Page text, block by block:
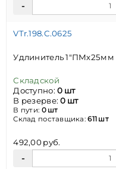
VTr.198.C.0625
Удлинитель 1"ПМх25мм
Складской
Доступно:0 шт
В резерве:0 шт
В пути: 0 шт
Склад поставщика:611 шт
492,00 руб.